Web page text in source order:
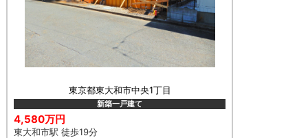
東京都東大和市中央1丁目
新築一戸建て
4,580万円
東大和市駅 徒歩19分